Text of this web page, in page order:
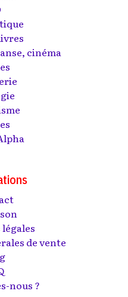
cinéma
de vente
nous ?